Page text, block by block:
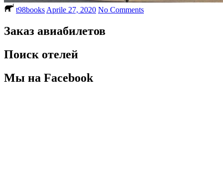
t98books Aprile 27, 2020 No Comments
Заказ авиабилетов
Поиск отелей
Мы на Facebook